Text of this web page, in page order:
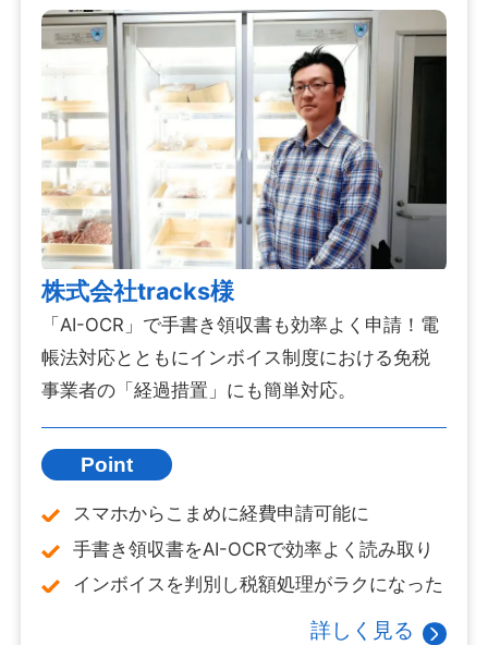
株式会社tracks様
「AI-OCR」で手書き領収書も効率よく申請！電
帳法対応とともにインボイス制度における免税
事業者の「経過措置」にも簡単対応。
Point
スマホからこまめに経費申請可能に
手書き領収書をAI-OCRで効率よく読み取り
インボイスを判別し税額処理がラクになった
詳しく見る